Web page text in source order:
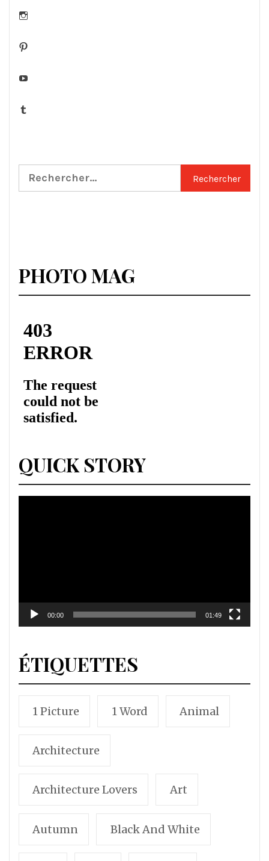
Instagram
Pinterest
YouTube
Tumblr
Rechercher :
PHOTO MAG
QUICK STORY
00:00 01:49
ÉTIQUETTES
1 Picture 1 Word Animal
Architecture
Architecture Lovers Art
Autumn Black And White